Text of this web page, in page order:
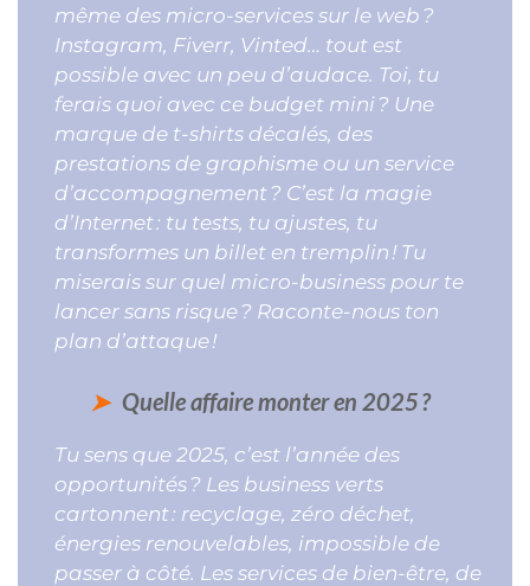
même des micro-services sur le web ?
Instagram, Fiverr, Vinted… tout est
possible avec un peu d’audace. Toi, tu
ferais quoi avec ce budget mini ? Une
marque de t-shirts décalés, des
prestations de graphisme ou un service
d’accompagnement ? C’est la magie
d’Internet : tu tests, tu ajustes, tu
transformes un billet en tremplin ! Tu
miserais sur quel micro-business pour te
lancer sans risque ? Raconte-nous ton
plan d’attaque !
Quelle affaire monter en 2025 ?
Tu sens que 2025, c’est l’année des
opportunités ? Les business verts
cartonnent : recyclage, zéro déchet,
énergies renouvelables, impossible de
passer à côté. Les services de bien-être, de